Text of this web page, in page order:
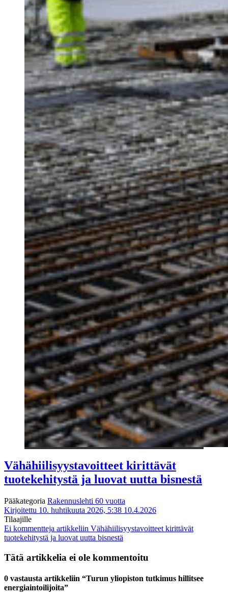
Vähähiilisyystavoitteet kirittävät
tuotekehitystä ja luovat uutta bisnestä
Pääkategoria Rakennuslehti 60 vuotta
Kirjoitettu 10. huhtikuuta 2026, 5:38 10.4.2026
Tilaajille
Ei kommentteja artikkeliin Vähähiilisyystavoitteet kirittävät
tuotekehitystä ja luovat uutta bisnestä
Tätä artikkelia ei ole kommentoitu
0 vastausta artikkeliin “Turun yliopiston tutkimus hillitsee
energiaintoilijoita”